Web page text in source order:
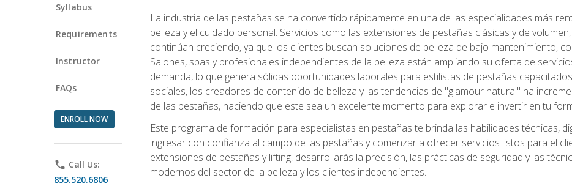
Syllabus
Requirements
Instructor
FAQs
ENROLL NOW
phone Call Us:
855.520.6806
La industria de las pestañas se ha convertido rápidamente en una de las especialidades más
belleza y el cuidado personal. Servicios como las extensiones de pestañas clásicas y de
continúan creciendo, ya que los clientes buscan soluciones de belleza de bajo mantenimiento,
Salones, spas y profesionales independientes de la belleza están ampliando su oferta de
demanda, lo que genera sólidas oportunidades laborales para estilistas de pestañas
sociales, los creadores de contenido de belleza y las tendencias de "glamour natural" ha
de las pestañas, haciendo que este sea un excelente momento para explorar e invertir en tu
Este programa de formación para especialistas en pestañas te brinda las habilidades técnicas,
ingresar con confianza al campo de las pestañas y comenzar a ofrecer servicios listos para el
extensiones de pestañas y lifting, desarrollarás la precisión, las prácticas de seguridad y las
modernos del sector de la belleza y los clientes independientes.